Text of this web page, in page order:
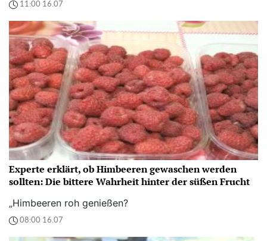
11:00 16.07
Experte erklärt, ob Himbeeren gewaschen werden
sollten: Die bittere Wahrheit hinter der süßen Frucht
„Himbeeren roh genießen?
08:00 16.07